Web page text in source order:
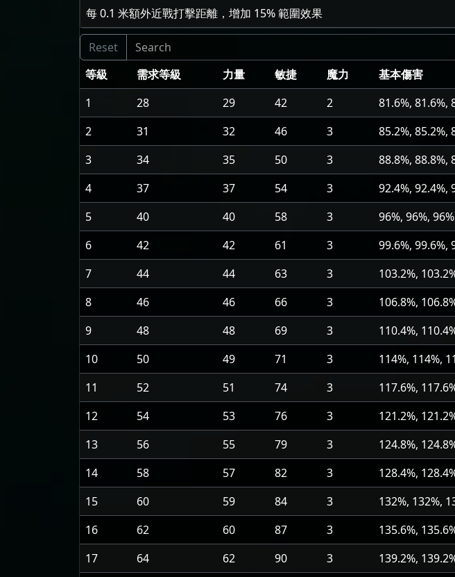
每 0.1 米額外近戰打擊距離，增加 15% 範圍效果
等級 需求等級 力量 敏捷 魔力 基本傷害
1
28 29 42 2 81.6%, 81.6%,
2
31 32 46 3 85.2%, 85.2%,
3
34 35 50 3 88.8%, 88.8%,
4
37 37 54 3 92.4%, 92.4%,
5
40 40 58 3 96%, 96%, 96%
6
42 42 61 3 99.6%, 99.6%,
7
44 44 63 3 103.2%,
8
46 46 66 3 106.8%,
9
48 48 69 3 110.4%,
10
50 49 71 3 114%, 114%,
11
52 51 74 3 117.6%,
12
54 53 76 3 121.2%,
13
56 55 79 3 124.8%,
14
58 57 82 3 128.4%,
15
60 59 84 3 132%, 132%,
16
62 60 87 3 135.6%,
17
64 62 90 3 139.2%,